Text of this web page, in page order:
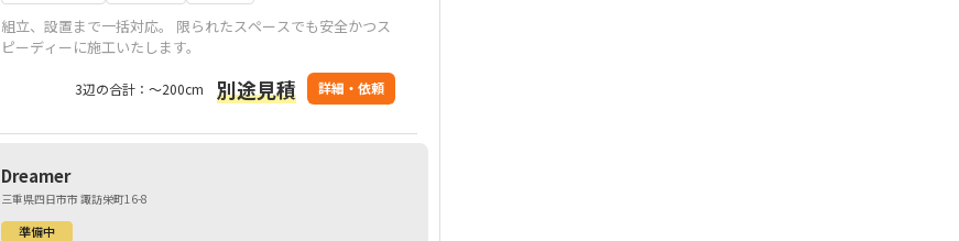
組立、設置まで一括対応。 限られたスペースでも安全かつス
ピーディーに施工いたします。
3辺の合計：～200cm 別途見積 詳細・依頼
Dreamer
三重県四日市市 諏訪栄町16-8
準備中